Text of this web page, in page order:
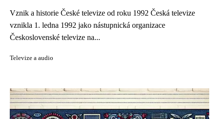
Vznik a historie České televize od roku 1992 Česká televize
vznikla 1. ledna 1992 jako nástupnická organizace
Československé televize na...
Televize a audio